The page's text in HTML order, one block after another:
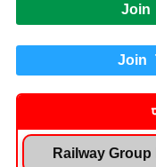
Join
Join
Railway Group